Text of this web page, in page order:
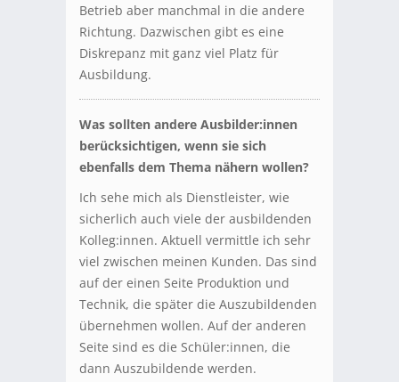
Betrieb aber manchmal in die andere
Richtung. Dazwischen gibt es eine
Diskrepanz mit ganz viel Platz für
Ausbildung.
Was sollten andere Ausbilder:innen
berücksichtigen, wenn sie sich
ebenfalls dem Thema nähern wollen?
Ich sehe mich als Dienstleister, wie
sicherlich auch viele der ausbildenden
Kolleg:innen. Aktuell vermittle ich sehr
viel zwischen meinen Kunden. Das sind
auf der einen Seite Produktion und
Technik, die später die Auszubildenden
übernehmen wollen. Auf der anderen
Seite sind es die Schüler:innen, die
dann Auszubildende werden.